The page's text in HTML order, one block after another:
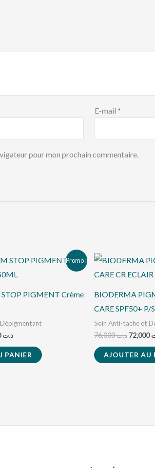
E-mail *
pour mon prochain commentaire.
Promo !
PIGMENT Crème
د.ت 66,000.
د.ت62,000
Le
prix
actuel
د.ت 62,000.
PANIER
BIODERMA
CARE SPF50+ P/
Soin Anti-tache et
د.ت76,000
Le
prix
initial
72,000
AJOUTER AU